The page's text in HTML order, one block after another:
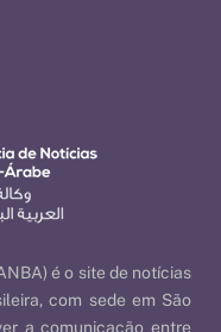
é o site de notícias
com sede em São
a comunicação entre